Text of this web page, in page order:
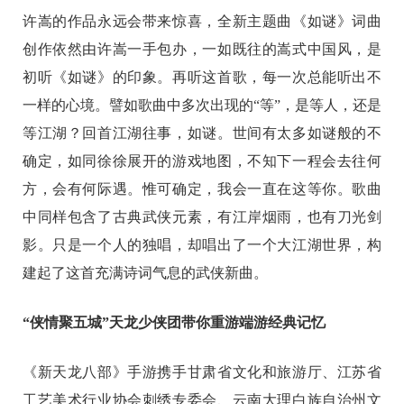
许嵩的作品永远会带来惊喜，全新主题曲《如谜》词曲
创作依然由许嵩一手包办，一如既往的嵩式中国风，是
初听《如谜》的印象。再听这首歌，每一次总能听出不
一样的心境。譬如歌曲中多次出现的“等”，是等人，还是
等江湖？回首江湖往事，如谜。世间有太多如谜般的不
确定，如同徐徐展开的游戏地图，不知下一程会去往何
方，会有何际遇。惟可确定，我会一直在这等你。歌曲
中同样包含了古典武侠元素，有江岸烟雨，也有刀光剑
影。只是一个人的独唱，却唱出了一个大江湖世界，构
建起了这首充满诗词气息的武侠新曲。
“侠情聚五城”天龙少侠团带你重游端游经典记忆
《新天龙八部》手游携手甘肃省文化和旅游厅、江苏省
工艺美术行业协会刺绣专委会、云南大理白族自治州文